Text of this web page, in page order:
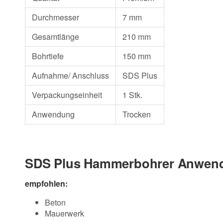
Durchmesser
7 mm
Gesamtlänge
210 mm
Bohrtiefe
150 mm
Aufnahme/ Anschluss
SDS Plus
Verpackungseinheit
1 Stk.
Anwendung
Trocken
SDS Plus Hammerbohrer
empfohlen:
Beton
Mauerwerk